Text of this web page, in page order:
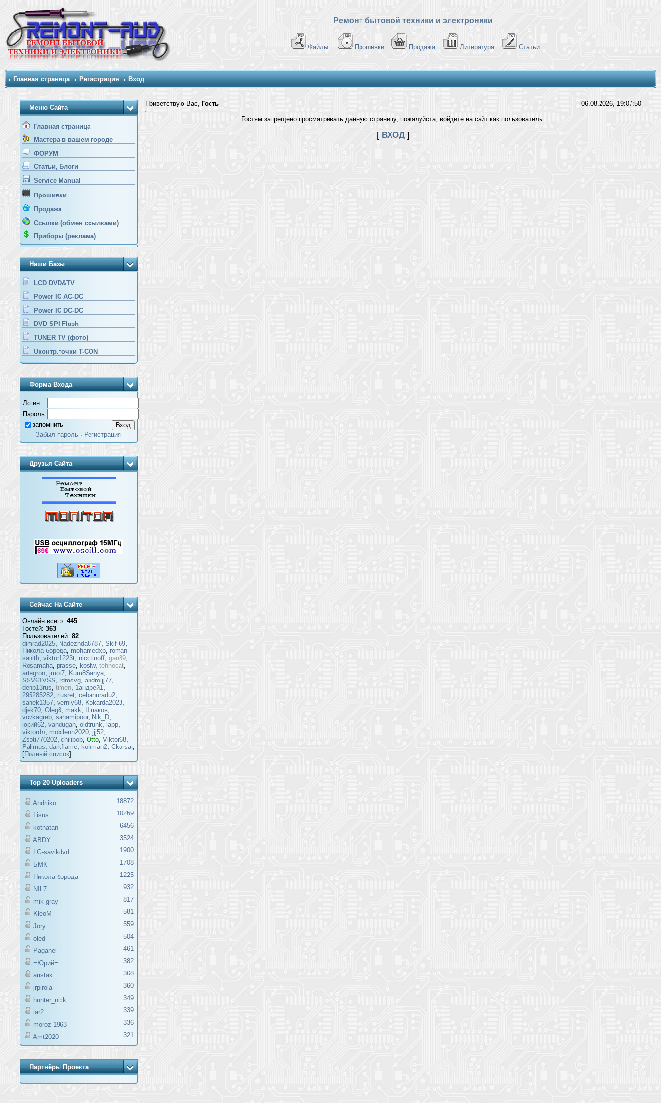
Ремонт бытовой техники и электроники
Файлы Прошивки Продажа Литература Статьи
Главная страница Регистрация Вход
Меню Сайта
Главная страница
Мастера в вашем городе
ФОРУМ
Статьи, Блоги
Service Manual
Прошивки
Продажа
Ссылки (обмен ссылками)
Приборы (реклама)
Наши Базы
LCD DVD&TV
Power IC AC-DC
Power IC DC-DC
DVD SPI Flash
TUNER TV (фото)
Uконтр.точки T-CON
Форма Входа
Логин:
Пароль:
запомнить
Забыл пароль · Регистрация
Друзья Сайта
Сейчас На Сайте
Онлайн всего: 445
Гостей: 363
Пользователей: 82
dimrad2025, Nadezhda8787, Skif-69,
Никола-борода, mohamedxp, roman-
sanith, viktor1223t, nicotinoff, gan89,
Rosamaha, prasse, koslw, tehnocat,
artegron, jmot7, Kum8Sanya,
SSV61VSS, rdmsvg, andreijj77,
denp13rus, timen, 1андрей1,
295285282, nusret, cebanuradu2,
sanek1357, verniy68, Kokarda2023,
djek70, Oleg8, makk, Шпаков,
vovkagreb, sahamipoor, Nik_D,
юрий62, vandugan, oldtrunk, lapp,
viktordл, mobilenn2020, jjj52,
Zsoti770202, chilibob, Otto, Viktor68,
Palimus, darkflame, kohman2, Ckorsar,
[Полный список]
Top 20 Uploaders
Andriiko
18872
Lisus
10269
kotnatan
6456
ABDY
3524
LG-savikdvd
1900
БМК
1708
Никола-борода
1225
NIL7
932
mik-gray
817
KleoM
581
Jory
559
oled
504
Paganel
461
=Юрий=
382
aristak
368
jrpirola
360
hunter_nick
349
iar2
339
moroz-1963
336
Amt2020
321
Партнёры Проекта
Приветствую Вас, Гость 06.08.2026, 19:07:50
Гостям запрещено просматривать данную страницу, пожалуйста, войдите на сайт как пользователь.
[ ВХОД]